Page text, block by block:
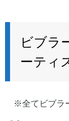
ビブラ
ーティ
※全てビブラ